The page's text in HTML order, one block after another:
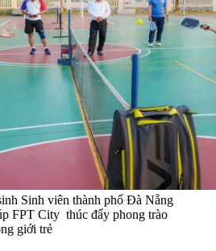
Sinh viên thành phố Đà Nẵng
FPT City thúc đẩy phong trào
giới trẻ